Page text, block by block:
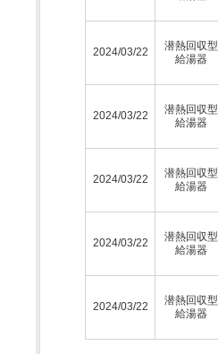
2024/03/22
潜熱回収型
給湯器
2024/03/22
潜熱回収型
給湯器
2024/03/22
潜熱回収型
給湯器
2024/03/22
潜熱回収型
給湯器
2024/03/22
潜熱回収型
給湯器